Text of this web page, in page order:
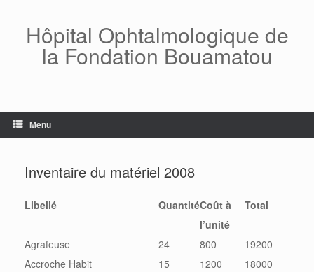
contentHôpital Ophtalmologique de
la Fondation Bouamatou
Menu
Inventaire du matériel 2008
Libellé QuantitéCoût à
l’unité
Total
Agrafeuse 24 800
19200
Accroche Habit
15 1200
18000